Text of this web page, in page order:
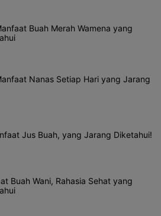
Buah Merah Wamena yang
Nanas Setiap Hari yang Jarang
Jus Buah, yang Jarang Diketahui!
Buah Wani, Rahasia Sehat yang